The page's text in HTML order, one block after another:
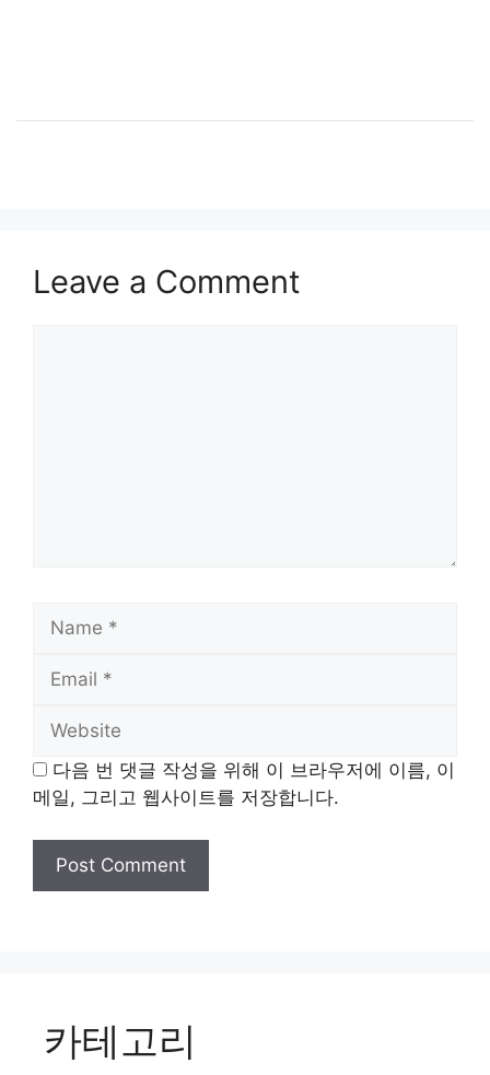
Leave a Comment
Name
Email
Website
다음 번 댓글 작성을 위해 이 브라우저에 이름, 이
메일, 그리고 웹사이트를 저장합니다.
카테고리